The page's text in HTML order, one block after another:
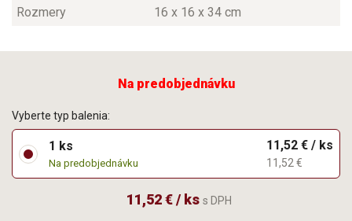
Rozmery
16 x 16 x 34 cm
Na predobjednávku
Vyberte typ balenia:
1 ks
Na predobjednávku
11,52 € / ks
11,52 €
11,52 € / ks s DPH